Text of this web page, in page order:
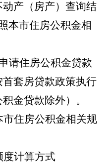
产（房产）查询结
本市住房公积金相
请住房公积金贷款
套房贷款政策执行
金贷款除外）。
住房公积金相关规
度计算方式